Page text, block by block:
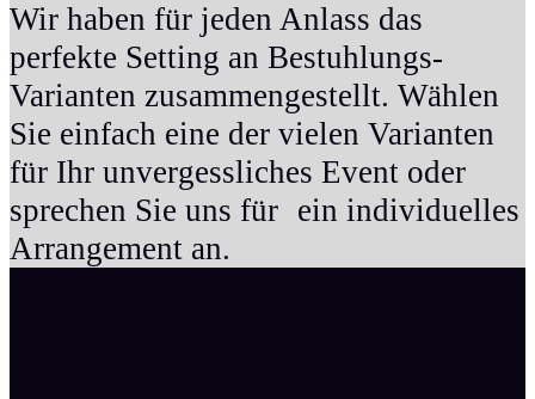
Wir haben für jeden Anlass das
perfekte Setting an Bestuhlungs-
Varianten zusammengestellt. Wählen
Sie einfach eine der vielen Varianten
für Ihr unvergessliches Event oder
sprechen Sie uns für ein individuelles
Arrangement an.